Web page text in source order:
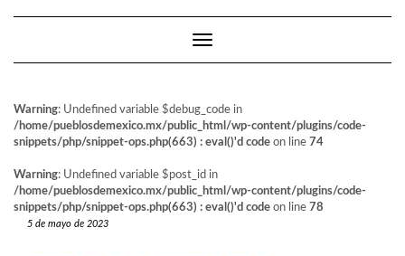
Cambiar modo de navegación
Warning: Undefined variable $debug_code in
/home/pueblosdemexico.mx/public_html/wp-content/plugins/code-
snippets/php/snippet-ops.php(663) : eval()'d code on line 74
Warning: Undefined variable $post_id in
/home/pueblosdemexico.mx/public_html/wp-content/plugins/code-
snippets/php/snippet-ops.php(663) : eval()'d code on line 78
5 de mayo de 2023